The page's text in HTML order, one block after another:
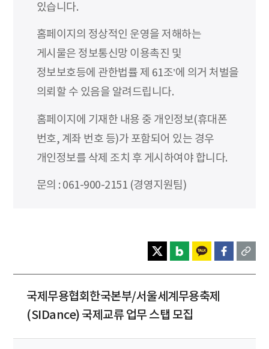
있습니다.
홈페이지의 정상적인 운영을 저해하는
게시물은 정보통신망 이용촉진 및
정보보호등에 관한법률 제 61조’에 의거 처벌을
의뢰할 수 있음을 알려드립니다.
홈페이지에 기재한 내용 중 개인정보(휴대폰
번호, 계좌 번호 등)가 포함되어 있는 경우
개인정보를 삭제 조치 후 게시하여야 합니다.
문의 : 061-900-2151 (경영지원팀)
국제무용협회한국본부/서울세계무용축제
(SIDance) 국제교류 업무 스탭 모집